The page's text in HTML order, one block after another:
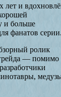
лет и
и больше
фанатов серии.
ролик
— помимо